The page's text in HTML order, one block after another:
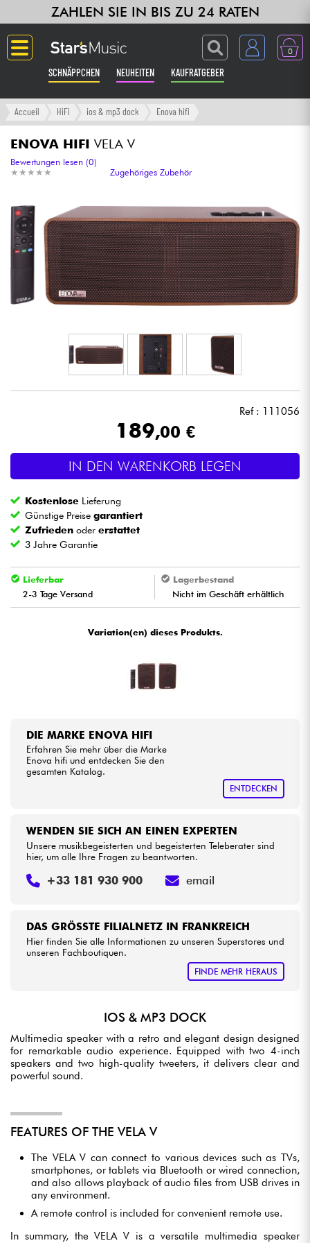
ZAHLEN SIE IN BIS ZU 24 RATEN
0
SCHNÄPPCHEN NEUHEITEN KAUFRATGEBER
Langue
Gitarre & Bass
Verstärker & Effekte
Klaviere & Piano
Synths & samplers
Studio
Mikros
Licht
Drums
Blasinstrumente
Violinen & Quartett
Bundle
Sehen Sie sich unsere Marken an
Accueil HiFi ios & mp3 dock Enova hifi
ENOVA HIFI VELA V
★ ★ ★ ★ ★
★ ★ ★ ★ ★
Bewertungen lesen (0)
Zugehöriges Zubehör
Ref : 111056
189,00 €
IN DEN WARENKORB LEGEN
Kostenlose Lieferung
Günstige Preisegarantiert
Zufrieden odererstattet
3 Jahre Garantie
Lieferbar
2-3 Tage Versand
Lagerbestand
Nicht im Geschäft erhältlich
Variation(en) dieses Produkts.
DIE MARKE ENOVA HIFI
Erfahren Sie mehr über die Marke
Enova hifi und entdecken Sie den
gesamten Katalog.
ENTDECKEN
DAS GRÖSSTE FILIALNETZ IN FRANKREICH
Hier finden Sie alle Informationen zu unseren Superstores und
unseren Fachboutiquen.
FINDE MEHR HERAUS
WENDEN SIE SICH AN EINEN EXPERTEN
Unsere musikbegeisterten und begeisterten Teleberater sind
hier, um alle Ihre Fragen zu beantworten.
+33 181 930 900 email
IOS & MP3 DOCK
Multimedia speaker with a retro and elegant design designed
for remarkable audio experience. Equipped with two 4-inch
speakers and two high-quality tweeters, it delivers clear and
powerful sound.
FEATURES OF THE VELA V
The VELA V can connect to various devices such as TVs,
smartphones, or tablets via Bluetooth or wired connection,
and also allows playback of audio files from USB drives in
any environment.
A remote control is included for convenient remote use.
In summary, the VELA V is a versatile multimedia speaker